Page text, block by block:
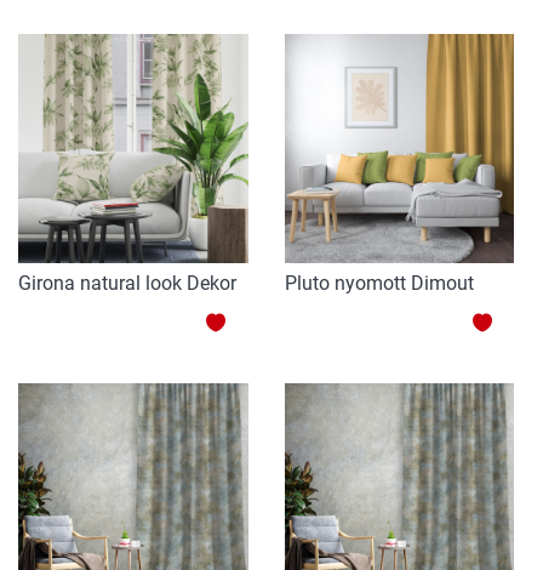
HINZUFÜGEN
Girona natural look Dekor
HINZUFÜGEN
Pluto nyomott Dimout